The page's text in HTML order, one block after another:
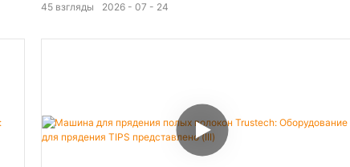
2026 07 24
45 взгляды